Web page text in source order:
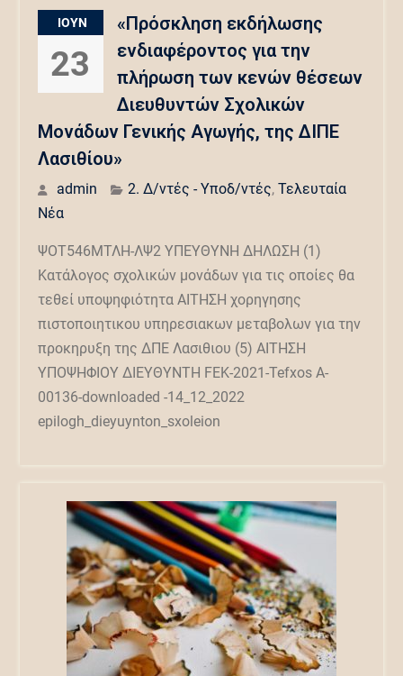
ΙΟΎΝ
23
«Πρόσκληση εκδήλωσης
ενδιαφέροντος για την
πλήρωση των κενών θέσεων
Διευθυντών Σχολικών
Μονάδων Γενικής Αγωγής, της ΔΙΠΕ
Λασιθίου»
admin 2. Δ/ντές - Υποδ/ντές, Τελευταία
Νέα
ΨΟΤ546ΜΤΛΗ-ΛΨ2 ΥΠΕΥΘΥΝΗ ΔΗΛΩΣΗ (1)
Κατάλογος σχολικών μονάδων για τις οποίες θα
τεθεί υποψηφιότητα ΑΙΤΗΣΗ χορηγησης
πιστοποιητικου υπηρεσιακων μεταβολων για την
προκηρυξη της ΔΠΕ Λασιθιου (5) ΑΙΤΗΣΗ
ΥΠΟΨΗΦΙΟΥ ΔΙΕΥΘΥΝΤΗ FEK-2021-Tefxos A-
00136-downloaded -14_12_2022
epilogh_dieyuynton_sxoleion